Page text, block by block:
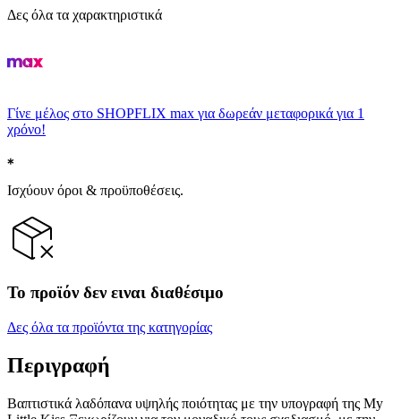
Δες όλα τα χαρακτηριστικά
Γίνε μέλος στο SHOPFLIX max για δωρεάν μεταφορικά για 1
χρόνο!
Ισχύουν όροι & προϋποθέσεις.
Το προϊόν δεν ειναι διαθέσιμο
Δες όλα τα προϊόντα της κατηγορίας
Περιγραφή
Βαπτιστικά λαδόπανα υψηλής ποιότητας με την υπογραφή της My